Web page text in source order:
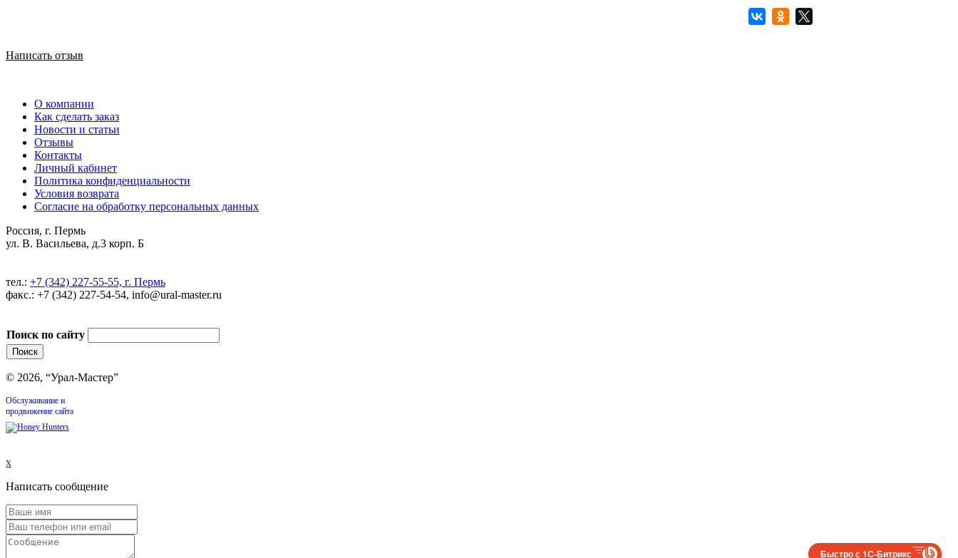
Написать отзыв
О компании
Как сделать заказ
Новости и статьи
Отзывы
Контакты
Личный кабинет
Политика конфиденциальности
Условия возврата
Согласие на обработку персональных данных
Россия, г. Пермь
ул. В. Васильева, д.3 корп. Б
тел.: +7 (342) 227-55-55, г. Пермь
факс.: +7 (342) 227-54-54, info@ural-master.ru
Поиск по сайту
© 2026, “Урал-Мастер”
Обслуживание и
продвижение сайта
x
Написать сообщение
Быстро с 1С-Битрикс